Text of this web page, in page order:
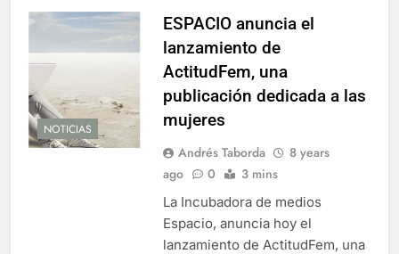
NOTICIAS
ESPACIO anuncia el
lanzamiento de
ActitudFem, una
publicación dedicada a las
mujeres
Andrés Taborda
8 years
ago
0 3 mins
La Incubadora de medios
Espacio, anuncia hoy el
lanzamiento de ActitudFem, una